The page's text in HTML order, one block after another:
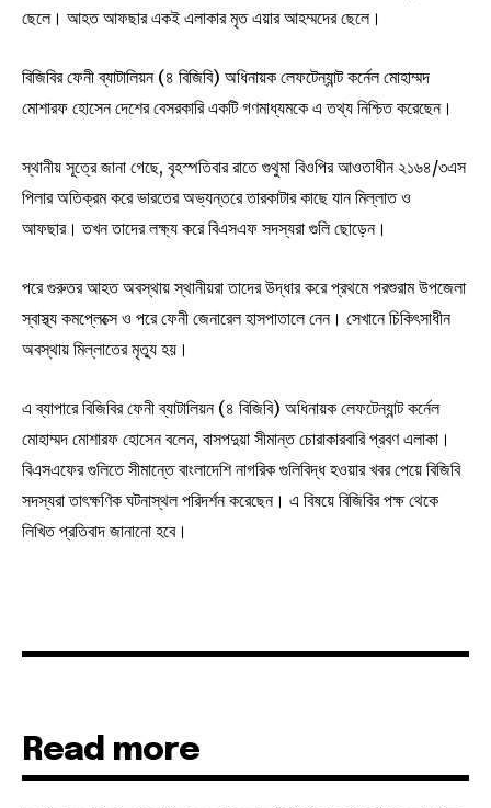
ছেলে। আহত আফছার একই এলাকার মৃত এয়ার আহম্মদের ছেলে।
বিজিবির ফেনী ব্যাটালিয়ন (৪ বিজিবি) অধিনায়ক লেফটেন্যান্ট কর্নেল মোহাম্মদ
মোশারফ হোসেন দেশের বেসরকারি একটি গণমাধ্যমকে এ তথ্য নিশ্চিত করেছেন।
স্থানীয় সূত্রে জানা গেছে, বৃহস্পতিবার রাতে গুথুমা বিওপির আওতাধীন ২১৬৪/৩এস
পিলার অতিক্রম করে ভারতের অভ্যন্তরে তারকাটার কাছে যান মিল্লাত ও
আফছার। তখন তাদের লক্ষ্য করে বিএসএফ সদস্যরা গুলি ছোড়েন।
পরে গুরুতর আহত অবস্থায় স্থানীয়রা তাদের উদ্ধার করে প্রথমে পরশুরাম উপজেলা
স্বাস্থ্য কমপ্লেক্সে ও পরে ফেনী জেনারেল হাসপাতালে নেন। সেখানে চিকিৎসাধীন
অবস্থায় মিল্লাতের মৃত্যু হয়।
এ ব্যাপারে বিজিবির ফেনী ব্যাটালিয়ন (৪ বিজিবি) অধিনায়ক লেফটেন্যান্ট কর্নেল
মোহাম্মদ মোশারফ হোসেন বলেন, বাসপদুয়া সীমান্ত চোরাকারবারি প্রবণ এলাকা।
বিএসএফের গুলিতে সীমান্তে বাংলাদেশি নাগরিক গুলিবিদ্ধ হওয়ার খবর পেয়ে বিজিবি
সদস্যরা তাৎক্ষণিক ঘটনাস্থল পরিদর্শন করেছেন। এ বিষয়ে বিজিবির পক্ষ থেকে
লিখিত প্রতিবাদ জানানো হবে।
Read more